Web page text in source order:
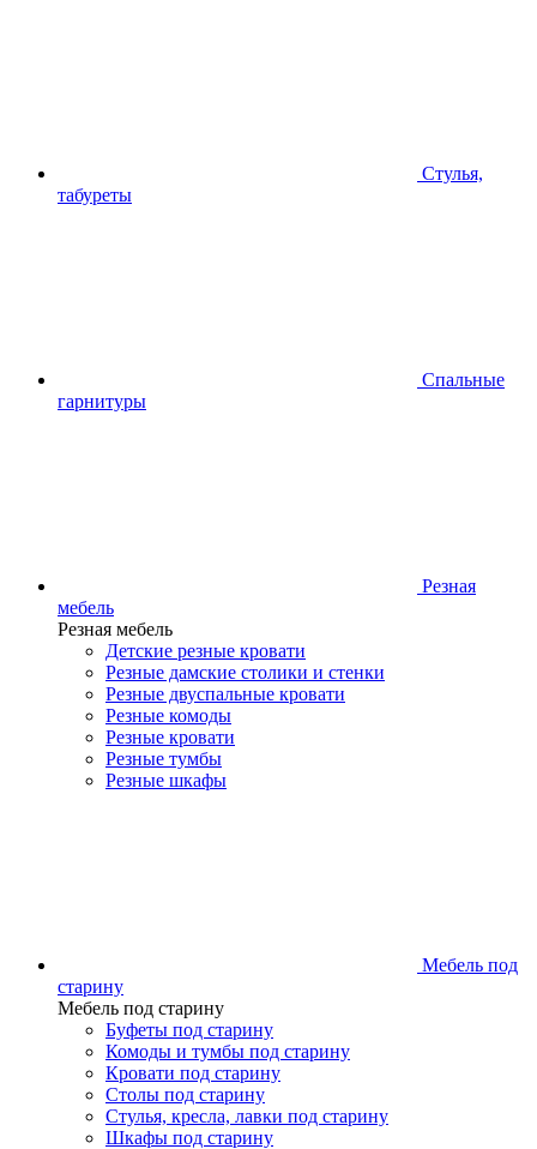
Стулья,
табуреты
Спальные
гарнитуры
Резная
мебель
Резная мебель
Детские резные кровати
Резные дамские столики и стенки
Резные двуспальные кровати
Резные комоды
Резные кровати
Резные тумбы
Резные шкафы
Мебель под
старину
Мебель под старину
Буфеты под старину
Комоды и тумбы под старину
Кровати под старину
Столы под старину
Стулья, кресла, лавки под старину
Шкафы под старину